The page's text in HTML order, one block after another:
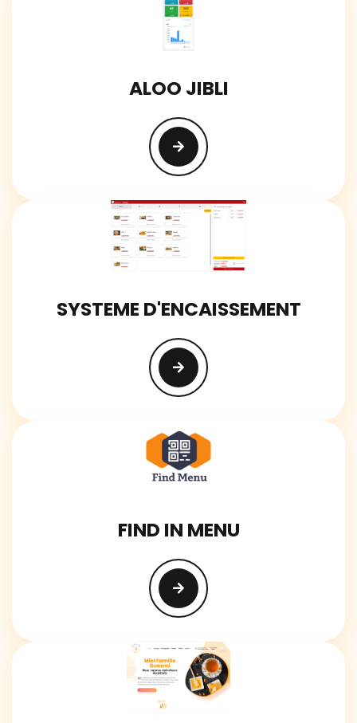
ALOO JIBLI
SYSTEME D'ENCAISSEMENT
FIND IN MENU